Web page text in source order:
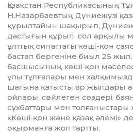
азақстан Республикасының
Н.Назарбаев­тың Дүниежүзі
құ­рылтайын шақырып,
дастығын құрып, сол арқылы
ұлттық сипаттағы кө­ші-қон
бас­тап бергеніне биыл 25
басшысының көші-қон
ұлы тұлғалары мен
ша­ғына қатысты әр жылдары
ойлары, сөйлеген сөздері,
сұхбаттары мен тол­ғаныстары
«Кө­ші-қон және қазақ әлемі»
оқырманға жол тарт­ты.